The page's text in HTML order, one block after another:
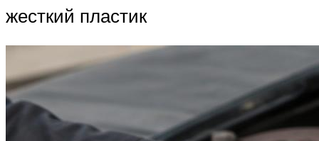
жесткий пластик